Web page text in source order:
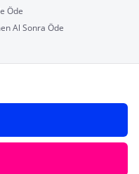
Öde
Al Sonra Öde